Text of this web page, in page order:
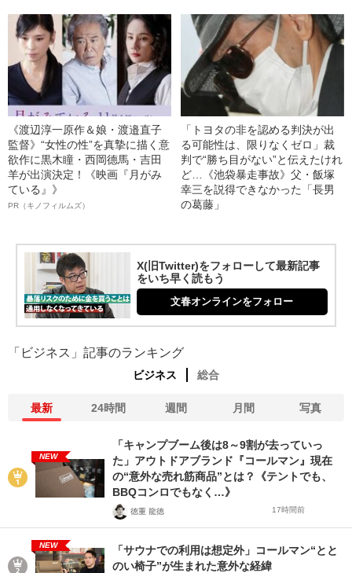
《渡辺淳一原作＆娘・渡邉直子
監督》“女性の性”を真摯に描く意
欲作に黒木瞳・西岡德馬・吉田
羊が出演決定！《映画『月がみ
ている』》
PR（キノフィルムズ）
「トヨタの非を認める判決が出
る可能性は、限りなくゼロ」裁
判で“勝ち目がない”と伝えたけれ
ど…《池袋暴走事故》父・飯塚
幸三を説得できなかった「長男
の葛藤」
X(旧Twitter)をフォローして最新記事
をいち早く読もう
文春オンラインをフォロー
「ビジネス」記事のランキング
ビジネス 総合
最新 24時間 週間 月間 写真
NEW
「キャンプブーム後は8～9割が去っていっ
た」アウトドアブランド『コールマン』現在
の“意外な売れ筋商品”とは？《テントでも、
BBQコンロでもなく…》
徳重 龍徳 17時間前
NEW
「サウナでの利用は想定外」コールマン“とと
のい椅子”が生まれた意外な経緯